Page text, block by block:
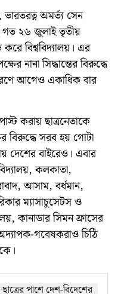
অমর্ত্য সেন
২৬ জুলাই তৃতীয়
বিশ্ববিদ্যালয়। এর
নানা সিদ্ধান্তের বিরুদ্ধে
আগেও একাধিক বার
করায় ছাত্রনেতাকে
বিরুদ্ধে সরব হয় গোটা
দেশের বাইরেও। এবার
কলকাতা,
আসাম, বর্ধমান,
ম্যাসাচুসেটস ও
কানাডার সিমন ফ্রাসের
অদ্যাপক-গবেষকরাও চিঠি